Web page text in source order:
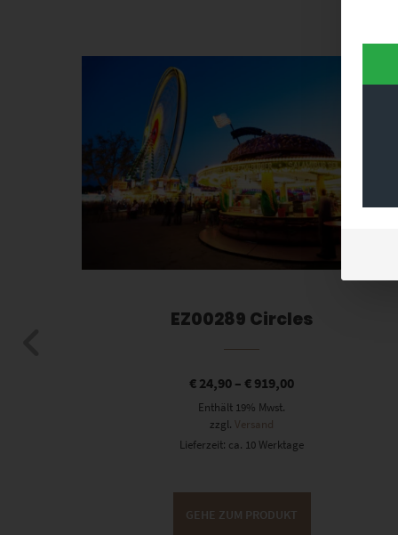
Dieses Produkt weist mehrere Varianten auf. Die Optionen können auf der Produktseite gewählt werden
EZ00289 Circles
€ 24,90 –€ 919,00
Enthält 19% Mwst.
zzgl.Versand
Lieferzeit: ca. 10 Werktage
GEHE ZUM PRODUKT